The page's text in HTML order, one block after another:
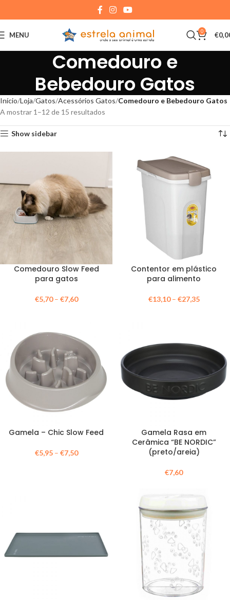
MENU 0 €
Comedouro e
Bebedouro Gatos
Início Loja Gatos Acessórios Gatos Comedouro e Bebedouro Gatos
A mostrar 1–12 de 15 resultados
Show sidebar
Comedouro Slow Feed
para gatos
€5,70– €7,60
Contentor em plástico
para alimento
€13,10– €27,35
Gamela – Chic Slow Feed
€5,95– €7,50
Gamela Rasa em
Cerâmica “BE NORDIC”
(preto/areia)
€7,60